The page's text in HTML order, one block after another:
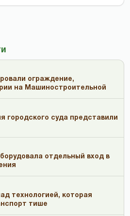
ограждение,
на Машиностроительной
городского суда представили
отдельный вход в
технологией, которая
тише